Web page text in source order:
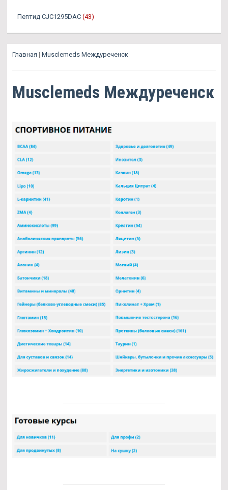
Пептид CJC1295DAC (43)
Главная | Musclemeds Междуреченск
Musclemeds Междуреченск